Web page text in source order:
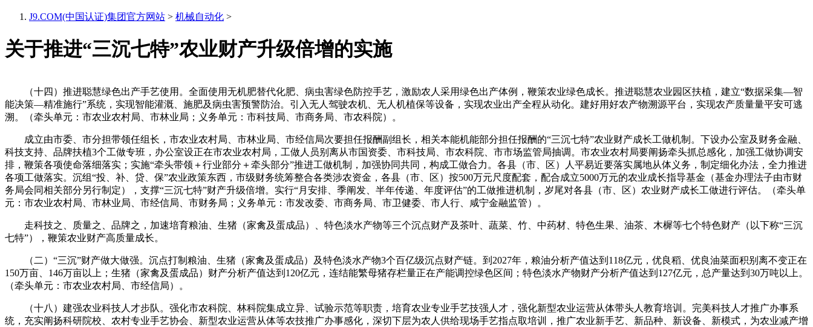
J9.COM(中国认证)集团官方网站 > 机械自动化 >
关于推进“三沉七特”农业财产升级倍增的实施
（十四）推进聪慧绿色出产手艺使用。全面使用无机肥替代化肥、病虫害绿色防控手艺，激励农人采用绿色出产体例，鞭策农业绿色成长。推进聪慧农业园区扶植，建立“数据采集—智
能决策—精准施行”系统，实现智能灌溉、施肥及病虫害预警防治。引入无人驾驶农机、无人机植保等设备，实现农业出产全程从动化。建好用好农产物溯源平台，实现农产质量量平安可逃
溯。（牵头单元：市农业农村局、市林业局；义务单元：市科技局、市商务局、市农科院）。
成立由市委、市分担带领任组长，市农业农村局、市林业局、市经信局次要担任报酬副组长，相关本能机能部分担任报酬的“三沉七特”农业财产成长工做机制。下设办公室及财务金融、
科技支持、品牌扶植3个工做专班，办公室设正在市农业农村局，工做人员别离从市国资委、市科技局、市农科院、市市场监管局抽调。市农业农村局要阐扬牵头抓总感化，加强工做协调安
排，鞭策各项使命落细落实；实施“牵头带领＋行业部分＋牵头部分”推进工做机制，加强协同共同，构成工做合力。各县（市、区）人平易近要落实属地从体义务，制定细化办法，全力推进
各项工做落实。沉组“投、补、贷、保”农业政策东西，市级财务统筹整合各类涉农资金，各县（市、区）按500万元尺度配套，配合成立5000万元的农业成长指导基金（基金办理法子由市财
务局会同相关部分另行制定），支撑“三沉七特”财产升级倍增。实行“月安排、季阐发、半年传递、年度评估”的工做推进机制，岁尾对各县（市、区）农业财产成长工做进行评估。（牵头单
元：市农业农村局、市林业局、市经信局、市财务局；义务单元：市发改委、市商务局、市卫健委、市人行、咸宁金融监管）。
走科技之、质量之、品牌之，加速培育粮油、生猪（家禽及蛋成品）、特色淡水产物等三个沉点财产及茶叶、蔬菜、竹、中药材、特色生果、油茶、木樨等七个特色财产（以下称“三沉
七特”），鞭策农业财产高质量成长。
（二）“三沉”财产做大做强。沉点打制粮油、生猪（家禽及蛋成品）及特色淡水产物3个百亿级沉点财产链。到2027年，粮油分析产值达到118亿元，优良稻、优良油菜面积别离不变正在
150万亩、146万亩以上；生猪（家禽及蛋成品）财产分析产值达到120亿元，连结能繁母猪存栏量正在产能调控绿色区间；特色淡水产物财产分析产值达到127亿元，总产量达到30万吨以上。
（牵头单元：市农业农村局、市经信局）。
（十八）建强农业科技人才步队。强化市农科院、林科院集成立异、试验示范等职责，培育农业专业手艺技强人才，强化新型农业运营从体带头人教育培训。完美科技人才推广办事系
统，充实阐扬科研院校、农村专业手艺协会、新型农业运营从体等农技推广办事感化，深切下层为农人供给现场手艺指点取培训，推广农业新手艺、新品种、新设备、新模式，为农业减产增